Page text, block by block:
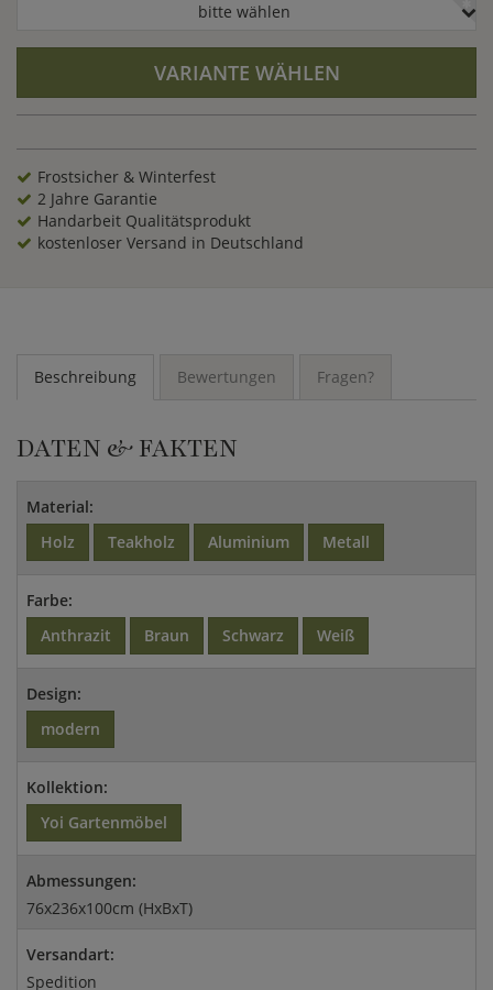
bitte wählen
VARIANTE WÄHLEN
Frostsicher & Winterfest
2 Jahre Garantie
Handarbeit Qualitätsprodukt
kostenloser Versand in Deutschland
Beschreibung Bewertungen Fragen?
DATEN & FAKTEN
Material:
Holz
Teakholz Aluminium Metall
Farbe:
Anthrazit
Braun Schwarz Weiß
Design:
modern
Kollektion:
Yoi Gartenmöbel
Abmessungen:
76x236x100cm (HxBxT)
Versandart:
Spedition